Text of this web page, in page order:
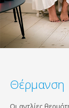
Θέρμανση